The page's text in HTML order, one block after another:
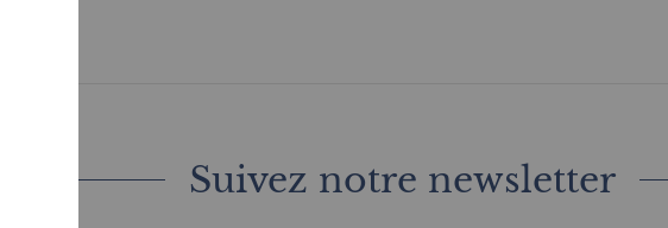
Suivez notre newsletter